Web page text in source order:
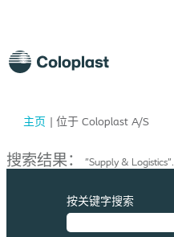
主页 | 位于 Coloplast A/S（当
面）
搜索结果： "Supply & Logistics".
按关键字搜索